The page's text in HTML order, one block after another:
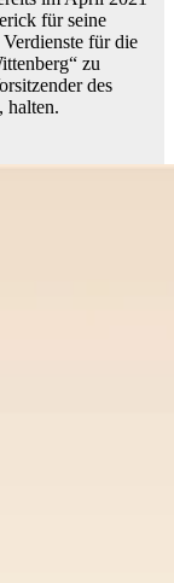
für seine
für die
zu
des
halten.